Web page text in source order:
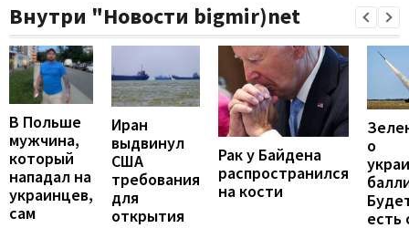
Внутри "Новости bigmir)net
В Польше
мужчина,
который
нападал на
украинцев,
сам
Иран
выдвинул
США
требования
для
открытия
Рак у Байдена
распространился
на кости
о
есть